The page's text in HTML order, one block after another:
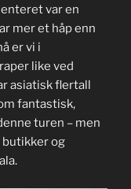
var en
mer et håp enn
er vi i
like ved
asiatisk flertall
fantastisk,
turen – men
butikker og